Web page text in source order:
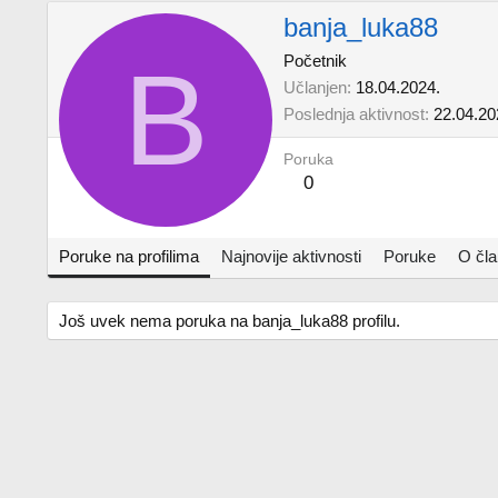
B
banja_luka88
Početnik
Učlanjen 18.04.2024.
Poslednja aktivnost
Poruka
0
Poruke na profilima Najnovije aktivnosti Poruke O
Još uvek nema poruka na banja_luka88 profilu.